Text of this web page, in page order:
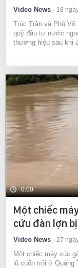
Video News 18
Trúc Trần và Phú
quỹ đầu tư nước
thương hiệu sau khi
0:00
Một chiếc
cứu đàn lợn
Video News 27
Một chiếc máy xúc
lũ cuốn trôi ở Quảng